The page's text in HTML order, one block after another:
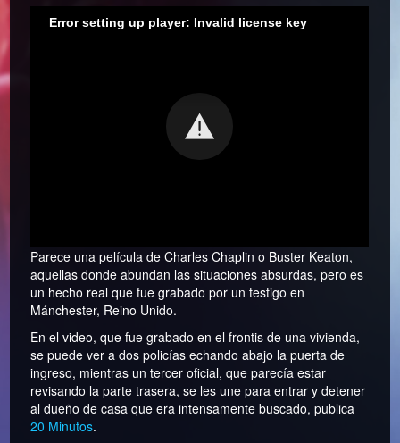
Error setting up player: Invalid license key
Parece una película de Charles Chaplin o Buster Keaton,
aquellas donde abundan las situaciones absurdas, pero es
un hecho real que fue grabado por un testigo en
Mánchester, Reino Unido.
En el video, que fue grabado en el frontis de una vivienda,
se puede ver a dos policías echando abajo la puerta de
ingreso, mientras un tercer oficial, que parecía estar
revisando la parte trasera, se les une para entrar y detener
al dueño de casa que era intensamente buscado, publica
20 Minutos.